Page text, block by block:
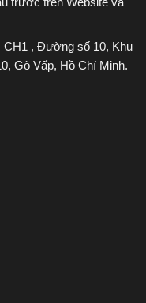
CH1 , Đường số 10, Khu
Gò Vấp, Hồ Chí Minh.